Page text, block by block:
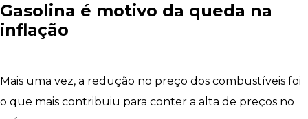
Gasolina é motivo da queda na
inflação
Mais uma vez, a redução no preço dos combustíveis foi
o que mais contribuiu para conter a alta de preços no